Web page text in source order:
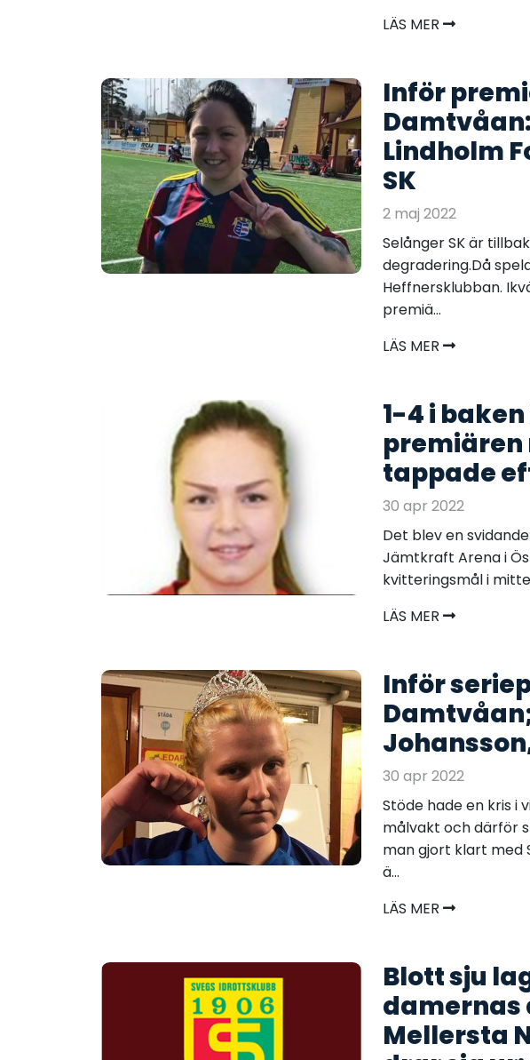
LÄS MER
Inför
Lindholm
SK
2 maj 2022
Selånger SK är
degradering.Då
Heffnersklubban.
premiä...
LÄS MER
1-4 i
premiären
tappade
30 apr 2022
Det blev en
Jämtkraft Arena i
kvitteringsmål i
LÄS MER
Inför
30 apr 2022
Stöde hade en kris i
målvakt och därför
man gjort klart med
ä...
LÄS MER
Blott sju
damernas
Mellersta